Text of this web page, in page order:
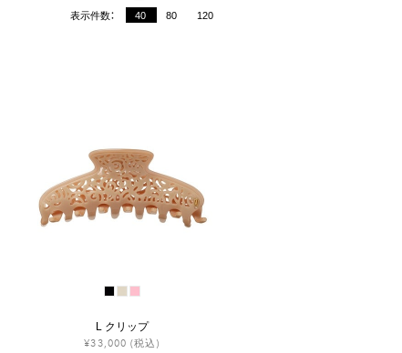
表示件数： 40 80 120
L クリップ
¥33,000 (税込)